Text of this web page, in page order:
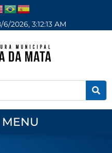
6/2026, 3:12:13 AM
MENU